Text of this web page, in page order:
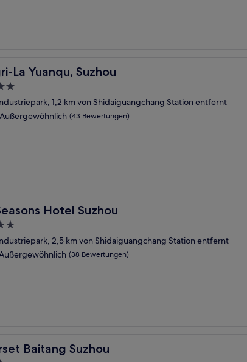
La Yuanqu, Suzhou
Yuanqu, Suzhou
1,2 km von Shidaiguangchang Station entfernt
Außergewöhnlich (43 Bewertungen)
Hotel Suzhou
Hotel Suzhou
2,5 km von Shidaiguangchang Station entfernt
(38 Bewertungen)
Baitang Suzhou
Baitang Suzhou